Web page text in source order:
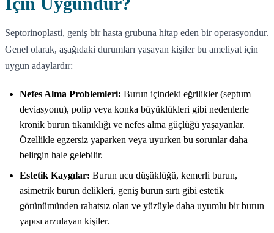
Septorinoplasti, geniş bir hasta grubuna hitap eden bir operasyondur.
Genel olarak, aşağıdaki durumları yaşayan kişiler bu ameliyat için
uygun adaylardır:
Nefes Alma Problemleri: Burun içindeki eğrilikler (septum
deviasyonu), polip veya konka büyüklükleri gibi nedenlerle
kronik burun tıkanıklığı ve nefes alma güçlüğü yaşayanlar.
Özellikle egzersiz yaparken veya uyurken bu sorunlar daha
belirgin hale gelebilir.
Estetik Kaygılar: Burun ucu düşüklüğü, kemerli burun,
asimetrik burun delikleri, geniş burun sırtı gibi estetik
görünümünden rahatsız olan ve yüzüyle daha uyumlu bir burun
yapısı arzulayan kişiler.